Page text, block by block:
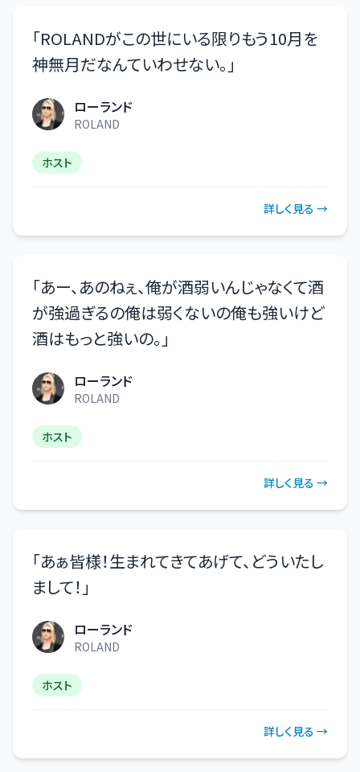
「ROLANDがこの世にいる限りもう10月を
神無月だなんていわせない。 」
ローランド
ROLAND
ホスト
詳しく見る →
「あー、あのねぇ、俺が酒弱いんじゃなくて酒
が強過ぎるの俺は弱くないの俺も強いけど
酒はもっと強いの。 」
ローランド
ROLAND
ホスト
詳しく見る →
「あぁ皆様！生まれてきてあげて、どういたし
まして！ 」
ローランド
ROLAND
ホスト
詳しく見る →